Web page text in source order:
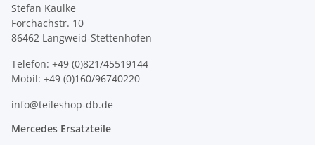
Stefan Kaulke
Forchachstr. 10
86462 Langweid-Stettenhofen
Telefon: +49 (0)821/45519144
Mobil: +49 (0)160/96740220
info@teileshop-db.de
Mercedes Ersatzteile